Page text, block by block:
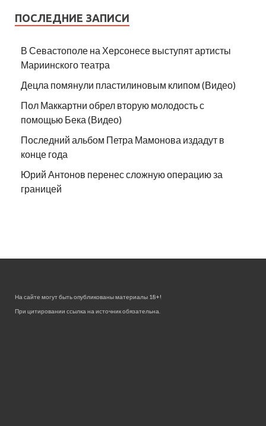
ПОСЛЕДНИЕ ЗАПИСИ
В Севастополе на Херсонесе выступят артисты
Мариинского театра
Децла помянули пластилиновым клипом (Видео)
Пол Маккартни обрел вторую молодость с
помощью Бека (Видео)
Последний альбом Петра Мамонова издадут в
конце года
Юрий Антонов перенес сложную операцию за
границей
На сайте могут быть опубликованы материалы 18+!
При цитировании ссылка на источник обязательна.